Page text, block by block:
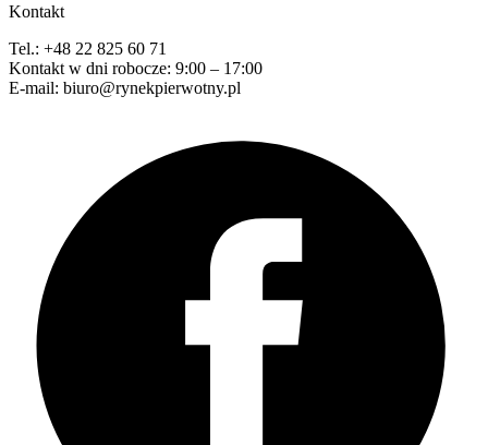
Kontakt
Tel.: +48 22 825 60 71
Kontakt w dni robocze: 9:00 – 17:00
E-mail: biuro@rynekpierwotny.pl